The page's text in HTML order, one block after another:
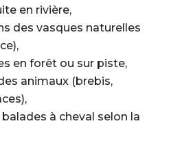
en rivière,
des vasques naturelles
en forêt ou sur piste,
animaux (brebis,
à cheval selon la